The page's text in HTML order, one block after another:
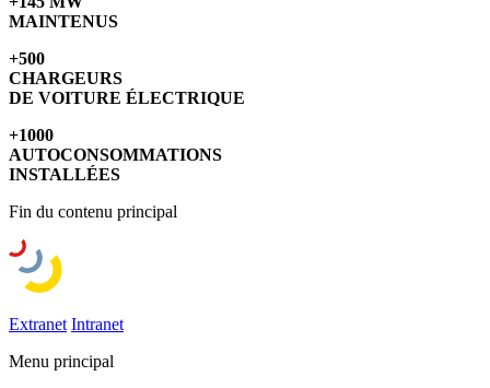
MAINTENUS
+500
CHARGEURS
DE VOITURE ÉLECTRIQUE
+1000
AUTOCONSOMMATIONS
INSTALLÉES
Fin du contenu principal
Extranet Intranet
Menu principal